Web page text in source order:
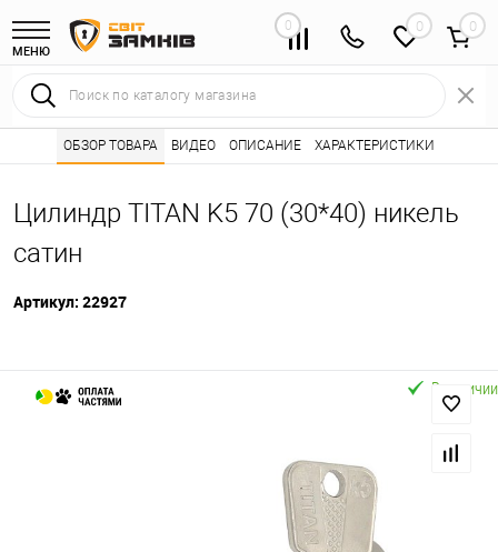
МЕНЮ
0 0
Интернет магазин замков Каталог товаров ⭐ • Сердцевины
Цилиндр TITAN K5 70 (30*40) никель
сатин
Артикул: 22927
ОБЗОР ТОВАРА ВИДЕО ОПИСАНИЕ ХАРАКТЕРИСТИКИ
В наличии